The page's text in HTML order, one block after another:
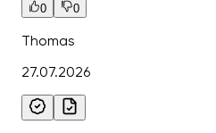
0 0
Thomas
27.07.2026